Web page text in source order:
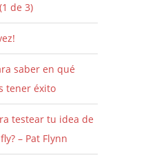
de 3)
saber en qué
tener éxito
testear tu idea de
– Pat Flynn